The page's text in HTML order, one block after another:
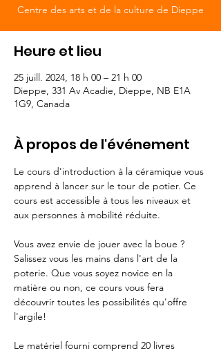
Centre des arts et de la culture de Dieppe
Heure et lieu
25 juill. 2024, 18 h 00 – 21 h 00
Dieppe, 331 Av Acadie, Dieppe, NB E1A
1G9, Canada
À propos de l'événement
Le cours d'introduction à la céramique vous
apprend à lancer sur le tour de potier. Ce
cours est accessible à tous les niveaux et
aux personnes à mobilité réduite.
Vous avez envie de jouer avec la boue ?
Salissez vous les mains dans l'art de la
poterie. Que vous soyez novice en la
matière ou non, ce cours vous fera
découvrir toutes les possibilités qu'offre
l'argile!
Le matériel fourni comprend 20 livres